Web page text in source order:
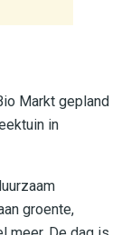
Markt gepland
in
groente,